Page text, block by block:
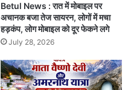
Betul News : रात में मोबाइल पर
अचानक बजा तेज सायरन, लोगों में मचा
हड़कंप, लोग मोबाइल को दूर फेकने लगे
July 28, 2026